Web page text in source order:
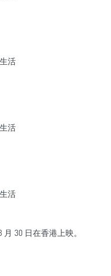
30 日在香港上映。